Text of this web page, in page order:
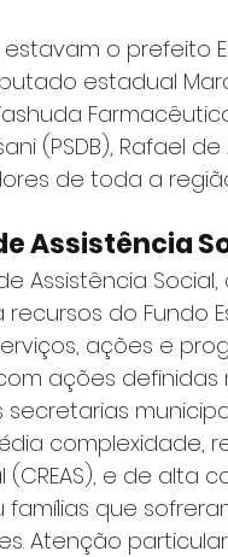
o prefeito
estadual
(PSDB), Rafael
de toda a
Assistência
Assistência
do Fundo
ações e
ações definidas
complexidade,
e de alta
famílias que
Atenção